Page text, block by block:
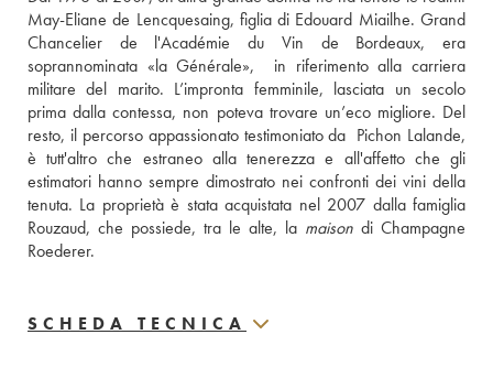
May-Eliane de Lencquesaing, figlia di Edouard Miailhe. Grand
Chancelier de l'Académie du Vin de Bordeaux, era
soprannominata «la Générale»,  in riferimento alla carriera
militare del marito. L’impronta femminile, lasciata un secolo
prima dalla contessa, non poteva trovare un’eco migliore. Del
resto, il percorso appassionato testimoniato da  Pichon Lalande,
è tutt'altro che estraneo alla tenerezza e all'affetto che gli
estimatori hanno sempre dimostrato nei confronti dei vini della
tenuta. La proprietà è stata acquistata nel 2007 dalla famiglia
Rouzaud, che possiede, tra le alte, la maison di Champagne
Roederer.
SCHEDA TECNICA